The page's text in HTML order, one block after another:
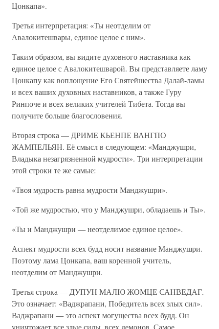
Цонкапа».
Третья интерпретация: «Ты неотделим от
Авалокитешвары, единое целое с ним».
Таким образом, вы видите духовного наставника как
единое целое с Авалокитешварой. Вы представляете ламу
Цонкапу как воплощение Его Святейшества Далай-ламы
и всех ваших духовных наставников, а также Гуру
Ринпоче и всех великих учителей Тибета. Тогда вы
получите больше благословения.
Вторая строка — ДРИМЕ КЬЕНПЕ ВАНГПО
ЖАМПЕЛЬЯН. Её смысл в следующем: «Манджушри,
Владыка незагрязненной мудрости». Три интерпретации
этой строки те же самые:
«Твоя мудрость равна мудрости Манджушри».
«Той же мудростью, что у Манджушри, обладаешь и Ты».
«Ты и Манджушри — неотделимое единое целое».
Аспект мудрости всех будд носит название Манджушри.
Поэтому лама Цонкапа, ваш коренной учитель,
неотделим от Манджушри.
Третья строка — ДУПУН МАЛЮ ЖОМЦЕ САНВЕДАГ.
Это означает: «Ваджрапани, Победитель всех злых сил».
Ваджрапани — это аспект могущества всех будд. Он
уничтожает все злые силы, всех демонов. Самое